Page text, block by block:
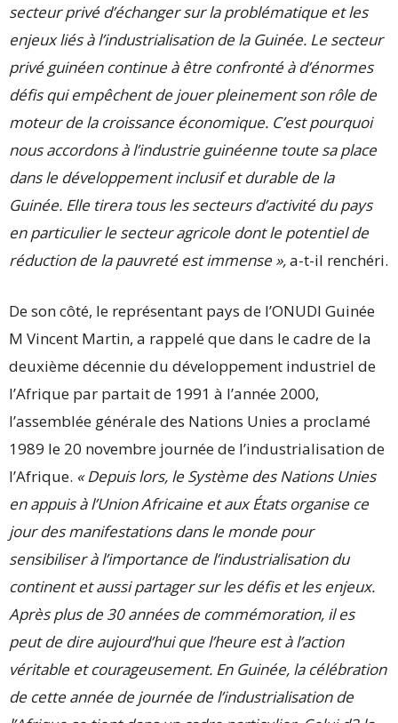
secteur privé d’échanger sur la problématique et les
enjeux liés à l’industrialisation de la Guinée. Le secteur
privé guinéen continue à être confronté à d’énormes
défis qui empêchent de jouer pleinement son rôle de
moteur de la croissance économique. C’est pourquoi
nous accordons à l’industrie guinéenne toute sa place
dans le développement inclusif et durable de la
Guinée. Elle tirera tous les secteurs d’activité du pays
en particulier le secteur agricole dont le potentiel de
réduction de la pauvreté est immense »,a-t-il renchéri.
De son côté, le représentant pays de l’ONUDI Guinée
M Vincent Martin, a rappelé que dans le cadre de la
deuxième décennie du développement industriel de
l’Afrique par partait de 1991 à l’année 2000,
l’assemblée générale des Nations Unies a proclamé
1989 le 20 novembre journée de l’industrialisation de
l’Afrique. « Depuis lors, le Système des Nations Unies
en appuis à l’Union Africaine et aux États organise ce
jour des manifestations dans le monde pour
sensibiliser à l’importance de l’industrialisation du
continent et aussi partager sur les défis et les enjeux.
Après plus de 30 années de commémoration, il es
peut de dire aujourd’hui que l’heure est à l’action
véritable et courageusement. En Guinée, la célébration
de cette année de journée de l’industrialisation de